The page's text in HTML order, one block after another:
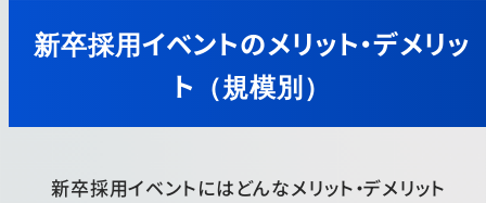
新卒採用イベントのメリット・デメリッ
ト （規模別）
新卒採用イベントにはどんなメリット・デメリット